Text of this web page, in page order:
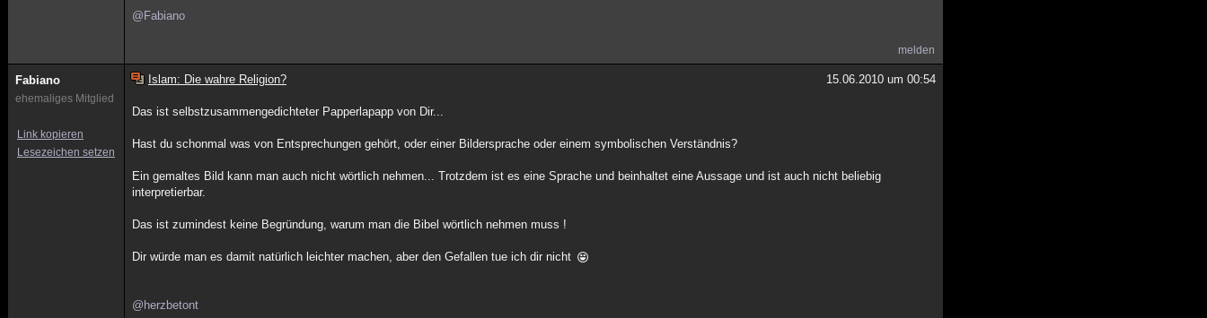
@Fabiano
melden
Fabiano
ehemaliges Mitglied
Link kopieren
Lesezeichen setzen
Islam: Die wahre Religion? 15.06.2010 um 00:54
Das ist selbstzusammengedichteter Papperlapapp von Dir...
Hast du schonmal was von Entsprechungen gehört, oder einer Bildersprache oder einem symbolischen Verständnis?
Ein gemaltes Bild kann man auch nicht wörtlich nehmen... Trotzdem ist es eine Sprache und beinhaltet eine Aussage und ist auch nicht beliebig
interpretierbar.
Das ist zumindest keine Begründung, warum man die Bibel wörtlich nehmen muss !
Dir würde man es damit natürlich leichter machen, aber den Gefallen tue ich dir nicht
@herzbetont